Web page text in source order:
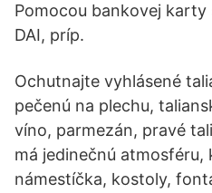
Pomocou bankovej
DAI, príp.
Ochutnajte vyhlásené
pečenú na plechu,
víno, parmezán, pravé
má jedinečnú atmosféru,
námestíčka, kostoly,